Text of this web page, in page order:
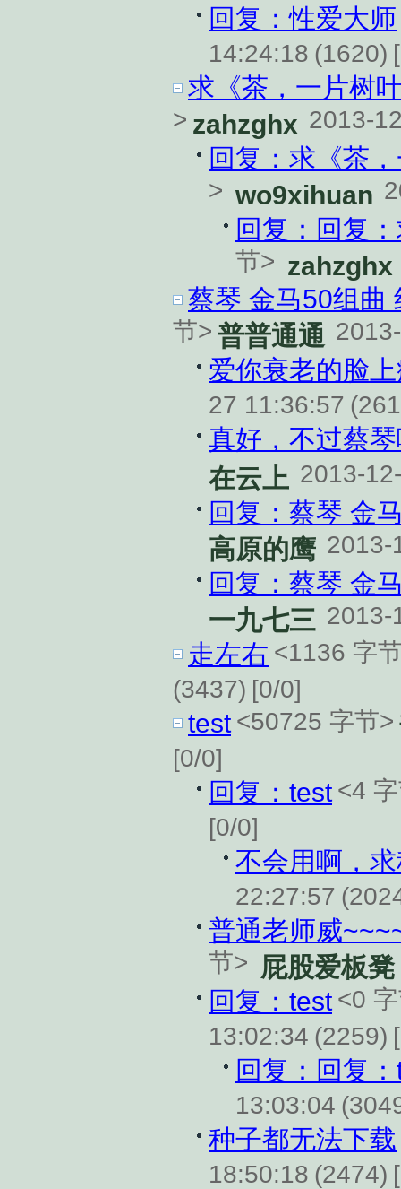
回复：性爱大师
14:24:18 (1620)
求《茶，一片树
> zahzghx 2013-
回复：求《茶
> wo9xihuan
回复：回复
节> zahzghx
蔡琴 金马50组曲
节> 普普通通
爱你衰老的脸
27 11:36:57
真好，不过蔡
在云上 2013-
回复：蔡琴 金
高原的鹰 2013-
回复：蔡琴 金
一九七三 2013-
走左右 <1136 字
(3437) [0/0]
test <50725 字节>
[0/0]
回复：test <4
[0/0]
不会用啊，
22:27:57
普通老师威
节> 屁股爱板凳
回复：test <0
13:02:34 (2259)
回复：回复
13:03:04
种子都无法下载
18:50:18 (2474)